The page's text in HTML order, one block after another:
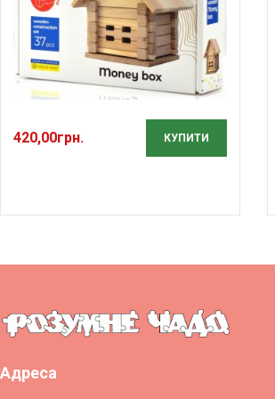
420,00грн. КУПИТИ
Адреса